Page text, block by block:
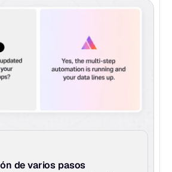
de varios pasos